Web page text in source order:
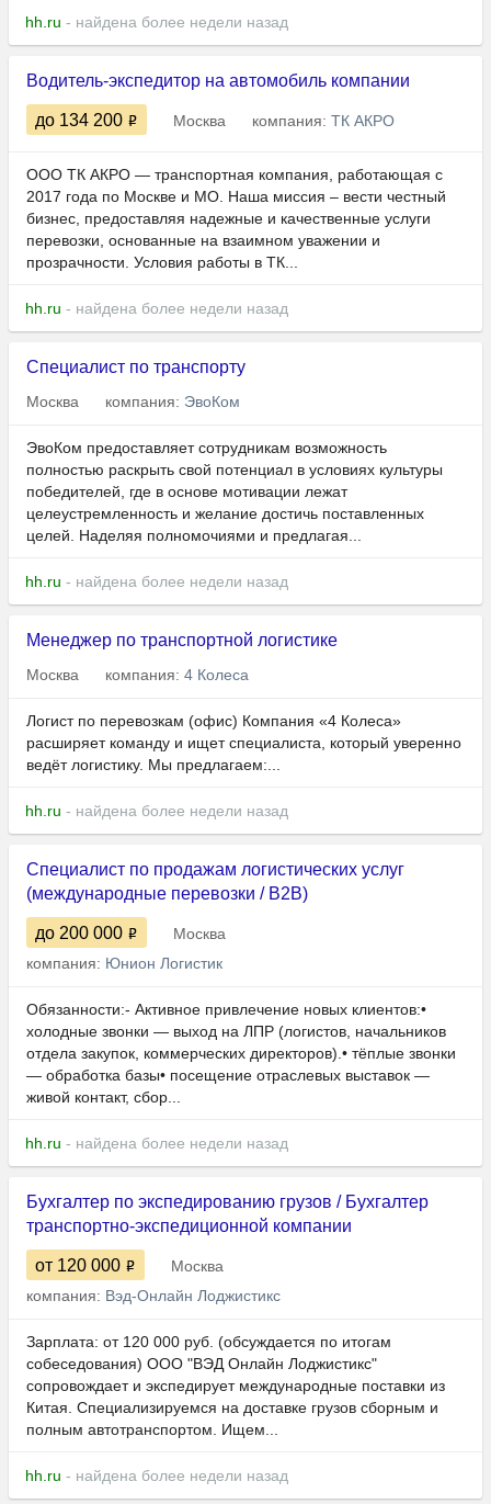
hh.ru - найдена более недели назад
Водитель-экспедитор на автомобиль компании
до 134 200 Москва компания: ТК АКРО
ООО ТК АКРО — транспортная компания, работающая с
2017 года по Москве и МО. Наша миссия – вести честный
бизнес, предоставляя надежные и качественные услуги
перевозки, основанные на взаимном уважении и
прозрачности. Условия работы в ТК...
hh.ru - найдена более недели назад
Специалист по транспорту
Москва компания: ЭвоКом
ЭвоКом предоставляет сотрудникам возможность
полностью раскрыть свой потенциал в условиях культуры
победителей, где в основе мотивации лежат
целеустремленность и желание достичь поставленных
целей. Наделяя полномочиями и предлагая...
hh.ru - найдена более недели назад
Менеджер по транспортной логистике
Москва компания: 4 Колеса
Логист по перевозкам (офис) Компания «4 Колеса»
расширяет команду и ищет специалиста, который уверенно
ведёт логистику. Мы предлагаем:...
hh.ru - найдена более недели назад
Специалист по продажам логистических услуг
(международные перевозки / B2B)
до 200 000
Москва
компания: Юнион Логистик
Обязанности:- Активное привлечение новых клиентов:•
холодные звонки — выход на ЛПР (логистов, начальников
отдела закупок, коммерческих директоров).• тёплые звонки
— обработка базы• посещение отраслевых выставок —
живой контакт, сбор...
hh.ru - найдена более недели назад
Бухгалтер по экспедированию грузов / Бухгалтер
транспортно-экспедиционной компании
от 120 000
Москва
компания: Вэд-Онлайн Лоджистикс
Зарплата: от 120 000 руб. (обсуждается по итогам
собеседования) ООО "ВЭД Онлайн Лоджистикс"
сопровождает и экспедирует международные поставки из
Китая. Специализируемся на доставке грузов сборным и
полным автотранспортом. Ищем...
hh.ru - найдена более недели назад